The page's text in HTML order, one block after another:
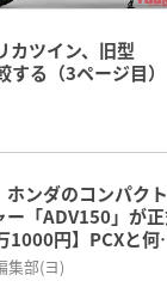
カツイン、旧型
する（3ページ目）
ホンダのコンパクト
ー「ADV150」が
1000円】PCXと何
（3ページ目）
集部(ヨ)